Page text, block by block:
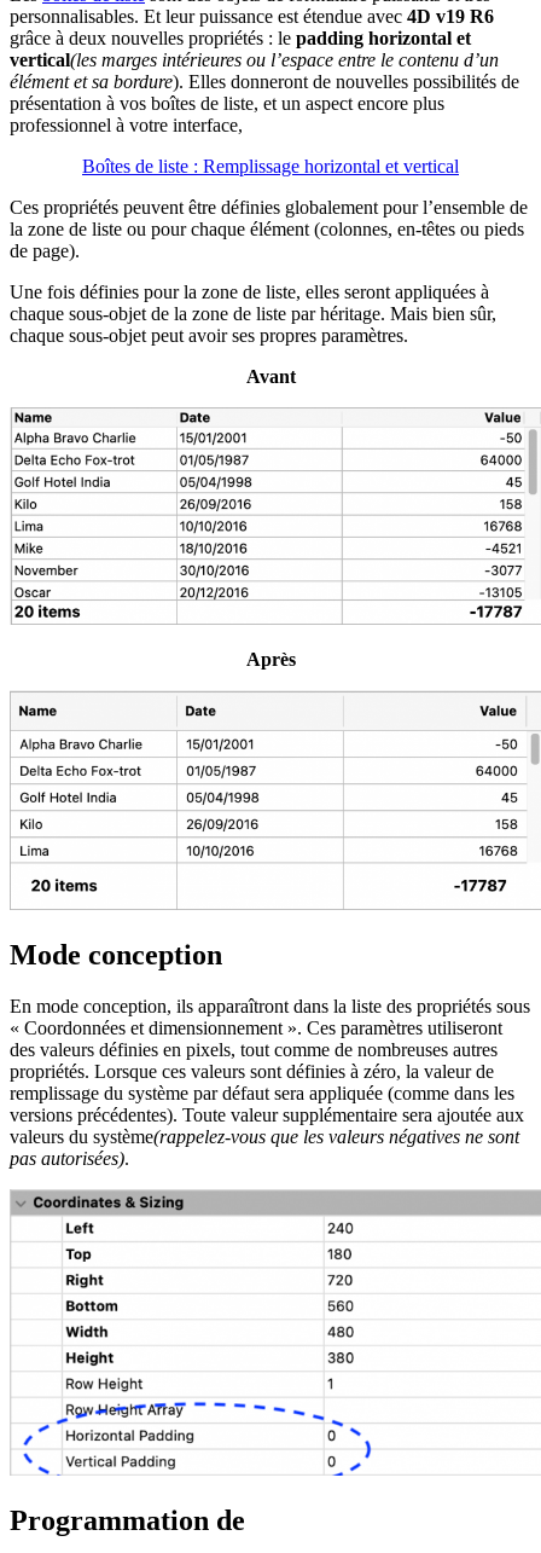
personnalisables. Et leur puissance est étendue avec 4D v19 R6
grâce à deux nouvelles propriétés : le padding horizontal et
vertical(les marges intérieures ou l’espace entre le contenu d’un
élément et sa bordure). Elles donneront de nouvelles possibilités de
présentation à vos boîtes de liste, et un aspect encore plus
professionnel à votre interface,
Boîtes de liste : Remplissage horizontal et vertical
Ces propriétés peuvent être définies globalement pour l’ensemble de
la zone de liste ou pour chaque élément (colonnes, en-têtes ou pieds
de page).
Une fois définies pour la zone de liste, elles seront appliquées à
chaque sous-objet de la zone de liste par héritage. Mais bien sûr,
chaque sous-objet peut avoir ses propres paramètres.
Avant
Après
Mode conception
En mode conception, ils apparaîtront dans la liste des propriétés sous
« Coordonnées et dimensionnement ». Ces paramètres utiliseront
des valeurs définies en pixels, tout comme de nombreuses autres
propriétés. Lorsque ces valeurs sont définies à zéro, la valeur de
remplissage du système par défaut sera appliquée (comme dans les
versions précédentes). Toute valeur supplémentaire sera ajoutée aux
valeurs du système(rappelez-vous que les valeurs négatives ne sont
pas autorisées).
Programmation de